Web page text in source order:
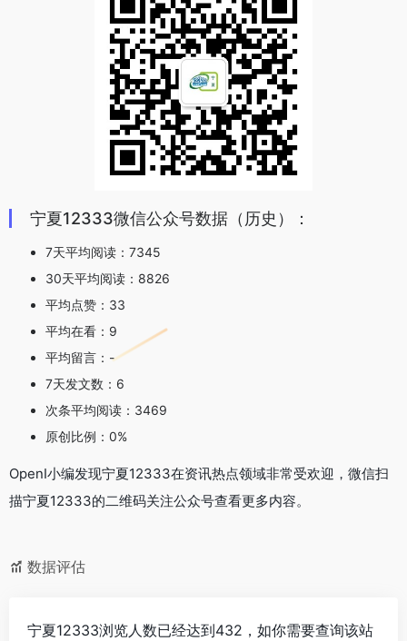
宁夏12333微信公众号数据（历史）：
7天平均阅读：7345
30天平均阅读：8826
平均点赞：33
平均在看：9
平均留言：-
7天发文数：6
次条平均阅读：3469
原创比例：0%
OpenI小编发现宁夏12333在资讯热点领域非常受欢迎，微信扫
描宁夏12333的二维码关注公众号查看更多内容。
数据评估
宁夏12333浏览人数已经达到432，如你需要查询该站